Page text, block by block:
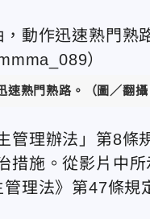
速熟門熟路。（圖／翻
管理辦法」第8條
措施。從影片中
理法》第47條規